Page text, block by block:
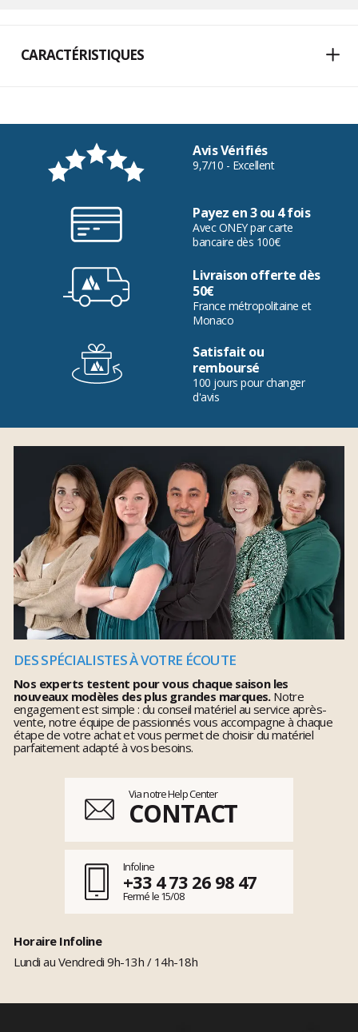
CARACTÉRISTIQUES
Avis Vérifiés
9,7/10 - Excellent
Payez en 3 ou 4 fois
Avec ONEY par carte
bancaire dès 100€
Livraison offerte dès
50€
France métropolitaine et
Monaco
Satisfait ou
remboursé
100 jours pour changer
d'avis
DES SPÉCIALISTES À VOTRE ÉCOUTE
Nos experts testent pour vous chaque saison les
nouveaux modèles des plus grandes marques.Notre
engagement est simple : du conseil matériel au service après-
vente, notre équipe de passionnés vous accompagne à chaque
étape de votre achat et vous permet de choisir du matériel
parfaitement adapté à vos besoins.
Via notre Help Center
CONTACT
Infoline
+33 4 73 26 98 47
Fermé le 15/08
Horaire Infoline
Lundi au Vendredi 9h-13h / 14h-18h